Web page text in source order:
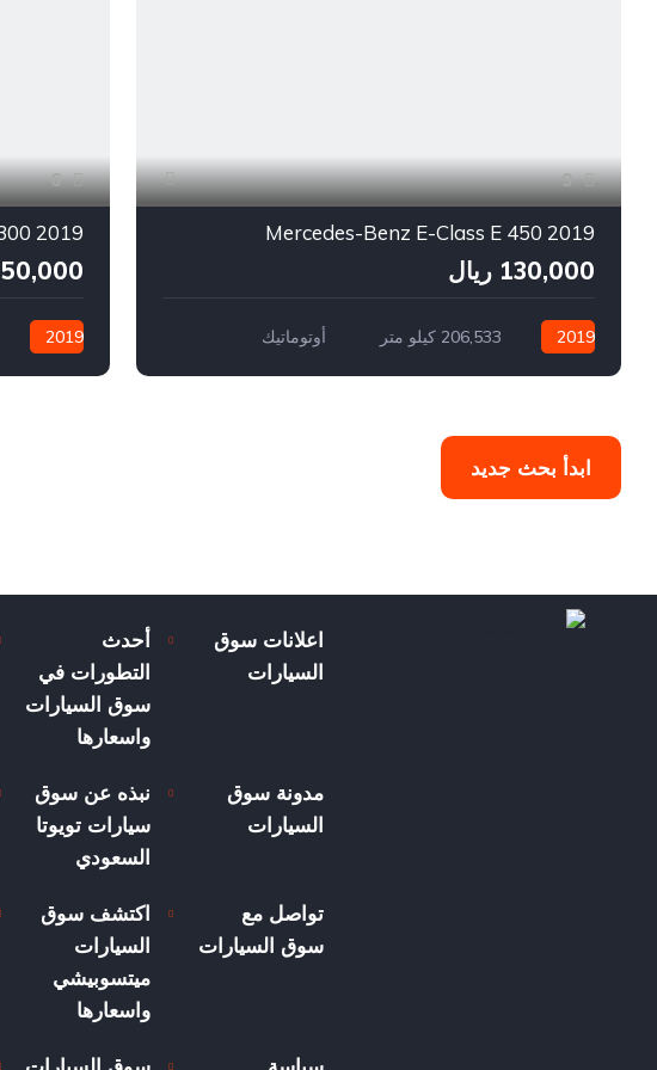
9
2019 Mercedes-Benz E-Class E 450
130,000 ريال
2019 206,533 كيلو متر
أوتوماتيك
6
2019 Mercedes-Benz C-Class C 300
50,000 ريال
2019
ابدأ بحث جديد
اعلانات سوق
السيارات
أحدث
التطورات في
سوق السيارات
واسعارها
مدونة سوق
السيارات
نبذه عن سوق
سيارات تويوتا
السعودي
تواصل مع
سوق السيارات
اكتشف سوق
السيارات
ميتسوبيشي
واسعارها